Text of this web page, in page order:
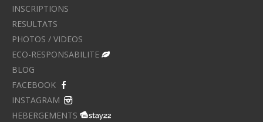
INSCRIPTIONS
RESULTATS
PHOTOS / VIDEOS
ECO-RESPONSABILITE
BLOG
FACEBOOK
INSTAGRAM
HEBERGEMENTS